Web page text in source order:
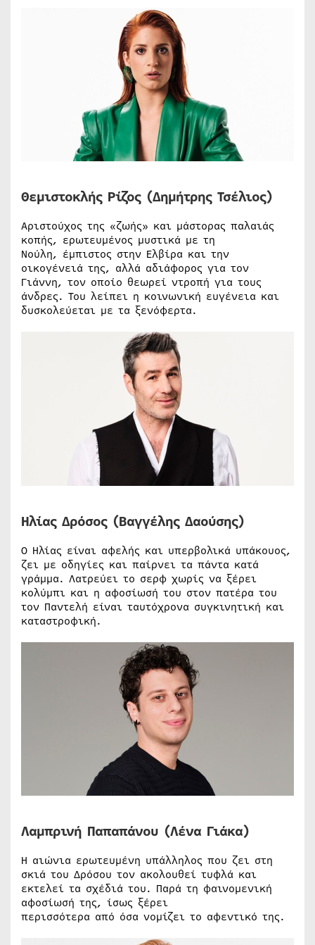
Θεμιστοκλής Ρίζος (Δημήτρης Τσέλιος)
Αριστούχος της «ζωής» και μάστορας παλαιάς
κοπής, ερωτευμένος μυστικά με τη
Νούλη, έμπιστος στην Ελβίρα και την
οικογένειά της, αλλά αδιάφορος για τον
Γιάννη, τον οποίο θεωρεί ντροπή για τους
άνδρες. Του λείπει η κοινωνική ευγένεια και
δυσκολεύεται με τα ξενόφερτα.
Ηλίας Δρόσος (Βαγγέλης Δαούσης)
Ο Ηλίας είναι αφελής και υπερβολικά υπάκουος,
ζει με οδηγίες και παίρνει τα πάντα κατά
γράμμα. Λατρεύει το σερφ χωρίς να ξέρει
κολύμπι και η αφοσίωσή του στον πατέρα του
τον Παντελή είναι ταυτόχρονα συγκινητική και
καταστροφική.
Λαμπρινή Παπαπάνου (Λένα Γιάκα)
Η αιώνια ερωτευμένη υπάλληλος που ζει στη
σκιά του Δρόσου τον ακολουθεί τυφλά και
εκτελεί τα σχέδιά του. Παρά τη φαινομενική
αφοσίωσή της, ίσως ξέρει
περισσότερα από όσα νομίζει το αφεντικό της.